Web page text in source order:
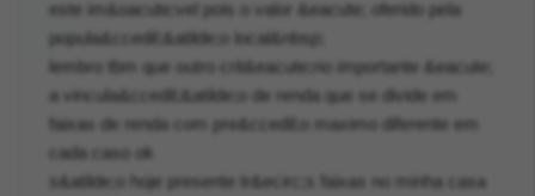
este im&oacute;vel pois o valor &eacute; oferido pela
popula&ccedil;&atilde;o local&nbsp;
lembro tbm que outro crit&eacute;rio importante &eacute;
a vincula&ccedil;&atilde;o de renda que se divide em
faixas de renda com pre&ccedil;o maximo diferente em
cada caso ok
s&atilde;o hoje presente tr&ecirc;s faixas no minha casa